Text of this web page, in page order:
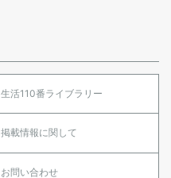
生活110番ライブラリー
掲載情報に関して
お問い合わせ